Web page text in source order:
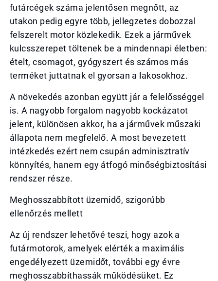
futárcégek száma jelentősen megnőtt, az
utakon pedig egyre több, jellegzetes dobozzal
felszerelt motor közlekedik. Ezek a járművek
kulcsszerepet töltenek be a mindennapi életben:
ételt, csomagot, gyógyszert és számos más
terméket juttatnak el gyorsan a lakosokhoz.
A növekedés azonban együtt jár a felelősséggel
is. A nagyobb forgalom nagyobb kockázatot
jelent, különösen akkor, ha a járművek műszaki
állapota nem megfelelő. A most bevezetett
intézkedés ezért nem csupán adminisztratív
könnyítés, hanem egy átfogó minőségbiztosítási
rendszer része.
Meghosszabbított üzemidő, szigorúbb
ellenőrzés mellett
Az új rendszer lehetővé teszi, hogy azok a
futármotorok, amelyek elérték a maximális
engedélyezett üzemidőt, további egy évre
meghosszabbíthassák működésüket. Ez